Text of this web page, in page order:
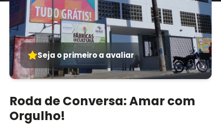
Seja o primeiro a avaliar
Roda de Conversa: Amar com
Orgulho!